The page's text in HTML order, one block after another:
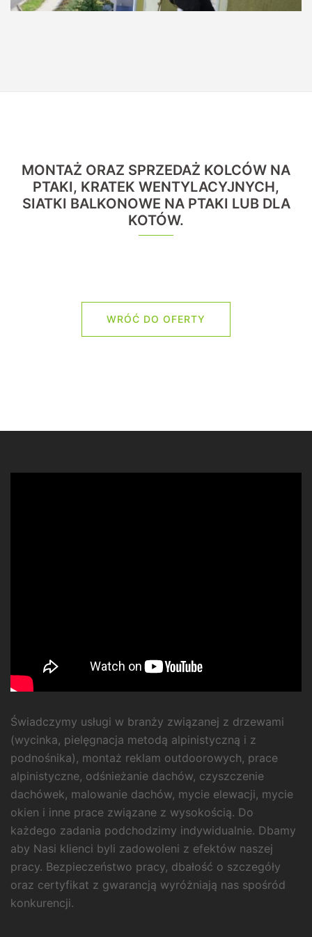
MONTAŻ ORAZ SPRZEDAŻ KOLCÓW NA
PTAKI, KRATEK WENTYLACYJNYCH,
SIATKI BALKONOWE NA PTAKI LUB DLA
KOTÓW.
WRÓĆ DO OFERTY
Świadczymy usługi w branży związanej z drzewami
(wycinka, pielęgnacja metodą alpinistyczną i z
podnośnika), montaż reklam outdoorowych, prace
alpinistyczne, odśnieżanie dachów, czyszczenie
dachówek, malowanie dachów, mycie elewacji, mycie
okien i inne prace związane z wysokością. Do
każdego zadania podchodzimy indywidualnie. Dbamy
aby Nasi klienci byli zadowoleni z efektów naszej
pracy. Bezpieczeństwo pracy, dbałość o szczegóły
oraz certyfikat z gwarancją wyróżniają nas spośród
konkurencji.